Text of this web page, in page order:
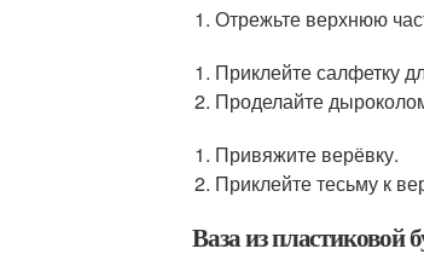
Отрежьте верхнюю
Приклейте салфетку
Проделайте
Привяжите верёвку.
Приклейте тесьму к
Ваза из пластиковой